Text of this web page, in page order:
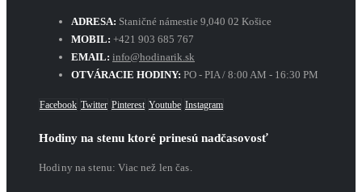
ADRESA: Staničné námestie 9,040 02 Košice
MOBIL: +421 903 685 767
EMAIL: info@hodinarik.sk
OTVÁRACIE HODINY: PO - PIA / 8:00 AM - 16:30 PM
Facebook Twitter Pinterest Youtube Instagram
Hodiny na stenu ktoré prinesú nadčasovosť
Hodiny na stenu: Viac než len čas.